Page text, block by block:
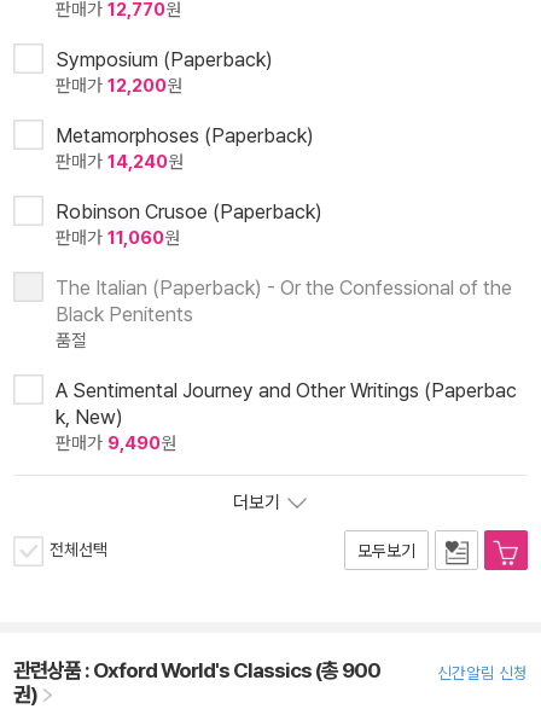
판매가 12,770원
Symposium (Paperback)
판매가 12,200원
Metamorphoses (Paperback)
판매가 14,240원
Robinson Crusoe (Paperback)
판매가 11,060원
The Italian (Paperback) - Or the Confessional of the
Black Penitents
품절
A Sentimental Journey and Other Writings (Paperbac
k, New)
판매가 9,490원
더보기
전체선택 모두보기
관련상품 :Oxford World's Classics (총 900
권)
신간알림 신청